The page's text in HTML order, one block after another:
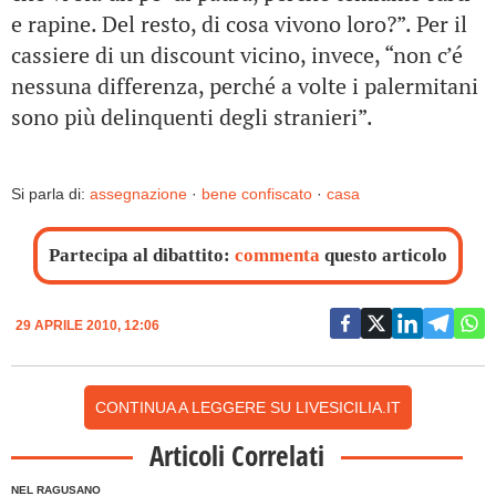
e rapine. Del resto, di cosa vivono loro?”. Per il
cassiere di un discount vicino, invece, “non c’é
nessuna differenza, perché a volte i palermitani
sono più delinquenti degli stranieri”.
Si parla di: assegnazione · bene confiscato · casa
Partecipa al dibattito: commenta questo articolo
29 APRILE 2010, 12:06
CONTINUA A LEGGERE SU LIVESICILIA.IT
Articoli Correlati
NEL RAGUSANO